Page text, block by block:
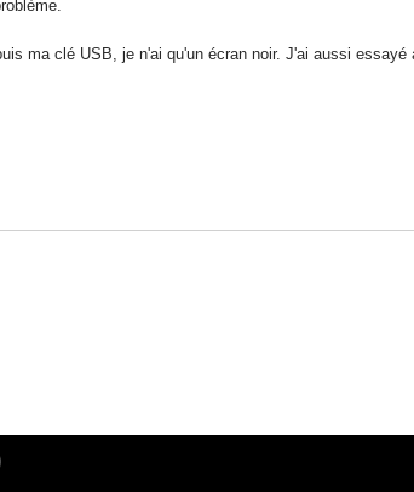
ma clé USB, je n'ai qu'un écran noir. J'ai aussi